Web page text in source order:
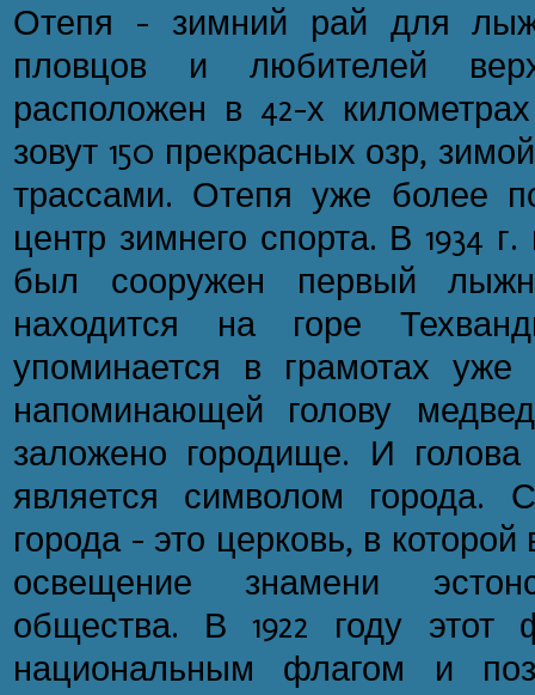
Отепя - зимний рай для
пловцов и любителей
расположен в 42-х
зовут 150 прекрасных озр,
трассами. Отепя уже более
центр зимнего спорта. В 1934
был сооружен первый
находится на горе
упоминается в грамотах уже
напоминающей голову
заложено городище. И
является символом города.
города - это церковь, в которой
освещение знамени
общества. В 1922 году этот
национальным флагом и